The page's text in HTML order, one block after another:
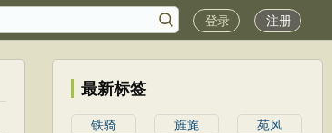
登录 注册
最新标签
铁骑 旌旄 苑风